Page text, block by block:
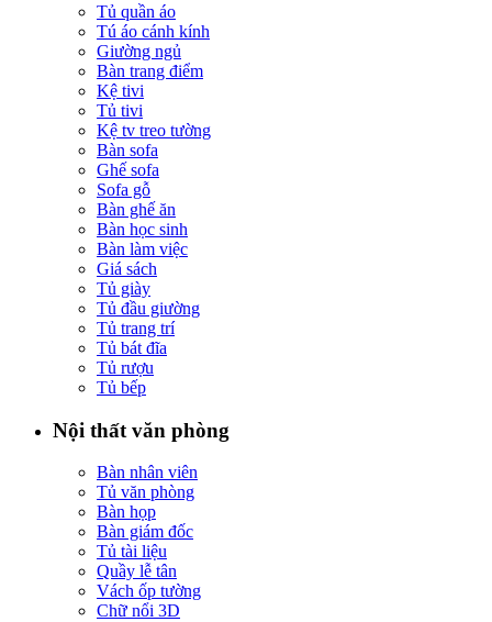
Tủ quần áo
Tú áo cánh kính
Giường ngủ
Bàn trang điểm
Kệ tivi
Tủ tivi
Kệ tv treo tường
Bàn sofa
Ghế sofa
Sofa gỗ
Bàn ghế ăn
Bàn học sinh
Bàn làm việc
Giá sách
Tủ giày
Tủ đầu giường
Tủ trang trí
Tủ bát đĩa
Tủ rượu
Tủ bếp
Nội thất văn phòng
Bàn nhân viên
Tủ văn phòng
Bàn họp
Bàn giám đốc
Tủ tài liệu
Quầy lễ tân
Vách ốp tường
Chữ nổi 3D